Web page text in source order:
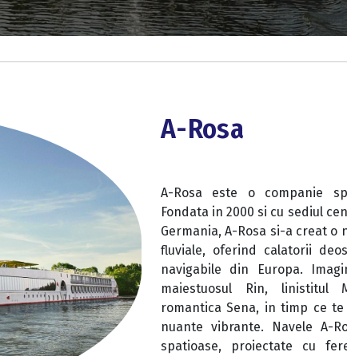
A-Rosa
A-Rosa este o companie
Fondata in 2000 si cu sediul
Germania, A-Rosa si-a creat
fluviale, oferind calatorii
navigabile din Europa.
maiestuosul Rin, linistitul
romantica Sena, in timp ce
nuante vibrante. Navele A-
spatioase, proiectate cu